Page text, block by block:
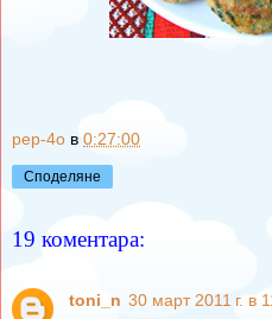
pep-4o в 0:27:00
Споделяне
19 коментара:
toni_n 30 март 2011 г. в